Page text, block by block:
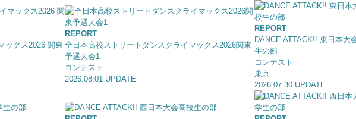
ックス2026 関東
REPORT
全日本高校ストリートダンスクライマックス2026関東
予選大会1
コンテスト
2026.08.01 UPDATE
REPORT
DANCE ATTACK!! 東日本大
生の部
コンテスト
東京
2026.07.30 UPDATE